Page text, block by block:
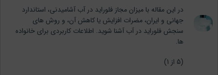
در این مقاله با میزان مجاز فلوراید در آب آشامیدنی، استاندارد
جهانی و ایران، مضرات افزایش یا کاهش آن، و روش های
سنجش فلوراید در آب آشنا شوید. اطلاعات کاربردی برای خانواده
ها.
(
5 از 1)